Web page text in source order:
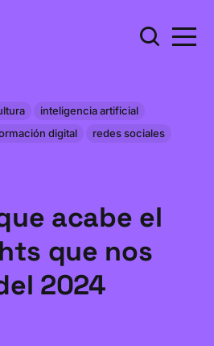
inteligencia artificial
digital redes sociales
acabe el
que nos
2024